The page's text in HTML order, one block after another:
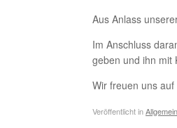
Aus Anlass
Im Anschluss
geben und ihn mit
Wir freuen uns
Veröffentlicht inAllgemein